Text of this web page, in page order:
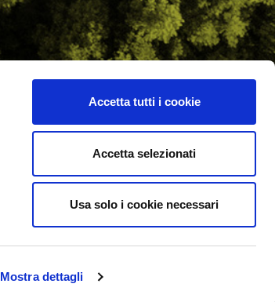
Mostra dettagli
Accetta tutti i cookie
Accetta selezionati
Usa solo i cookie necessari